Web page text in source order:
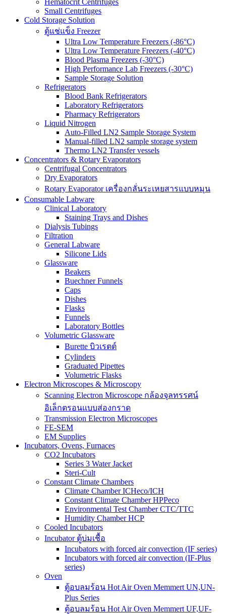
Small Centrifuges
Cold Storage Solution
ตู้แช่แข็ง Freezer
Ultra Low Temperature Freezers (-86°C)
Ultra Low Temperature Freezers (-40°C)
Blood Plasma Freezers (-30°C)
High Performance Lab Freezers (-30°C)
Sample Storage Solution
Refrigerators
Blood Bank Refrigerators
Laboratory Refrigerators
Pharmacy Refrigerators
Liquid Nitrogen
Auto-Filled LN2 Sample Storage System
Manual-filled LN2 sample storage system
Thermo LN2 Transfer vessels
Concentrators & Rotary Evaporators
Centrifugal Concentrators
Dry Evaporators
Rotary Evaporator เครื่องกลั่นระเหยสารแบบหมุน
Consumable Labware
Clinical Laboratory
Staining Trays and Dishes
Dialysis Tubings
Filtration
General Labware
Silicone Lids
Glassware
Beakers
Buechner Funnels
Caps
Dishes
Flasks
Funnels
Laboratory Bottles
Volumetric Glassware
Burette บิวเรตต์
Cylinders
Graduated Pipettes
Volumetric Flasks
Electron Microscopes & Microscopy
Scanning Electron Microscope กล้องจุลทรรศน์
อิเล็กตรอนแบบส่องกราด
Transmission Electron Microscopes
FE-SEM
EM Supplies
Incubators, Ovens, Furnaces
CO2 Incubators
Series 3 Water Jacket
Steri-Cult
Constant Climate Chambers
Climate Chamber ICHeco/ICH
Constant Climate Chamber HPPeco
Environmental Test Chamber CTC/TTC
Humidity Chamber HCP
Cooled Incubators
Incubator ตู้บ่มเชื้อ
Incubators with forced air convection (IF series)
Incubators with forced air convection (IF-Plus
series)
Oven
ตู้อบลมร้อน Hot Air Oven Memmert UN,UN-
Plus Series
ตู้อบลมร้อน Hot Air Oven Memmert UF,UF-